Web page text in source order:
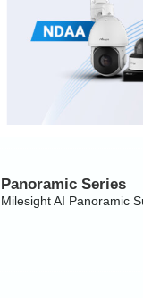
Panoramic Series
Milesight AI Panoramic